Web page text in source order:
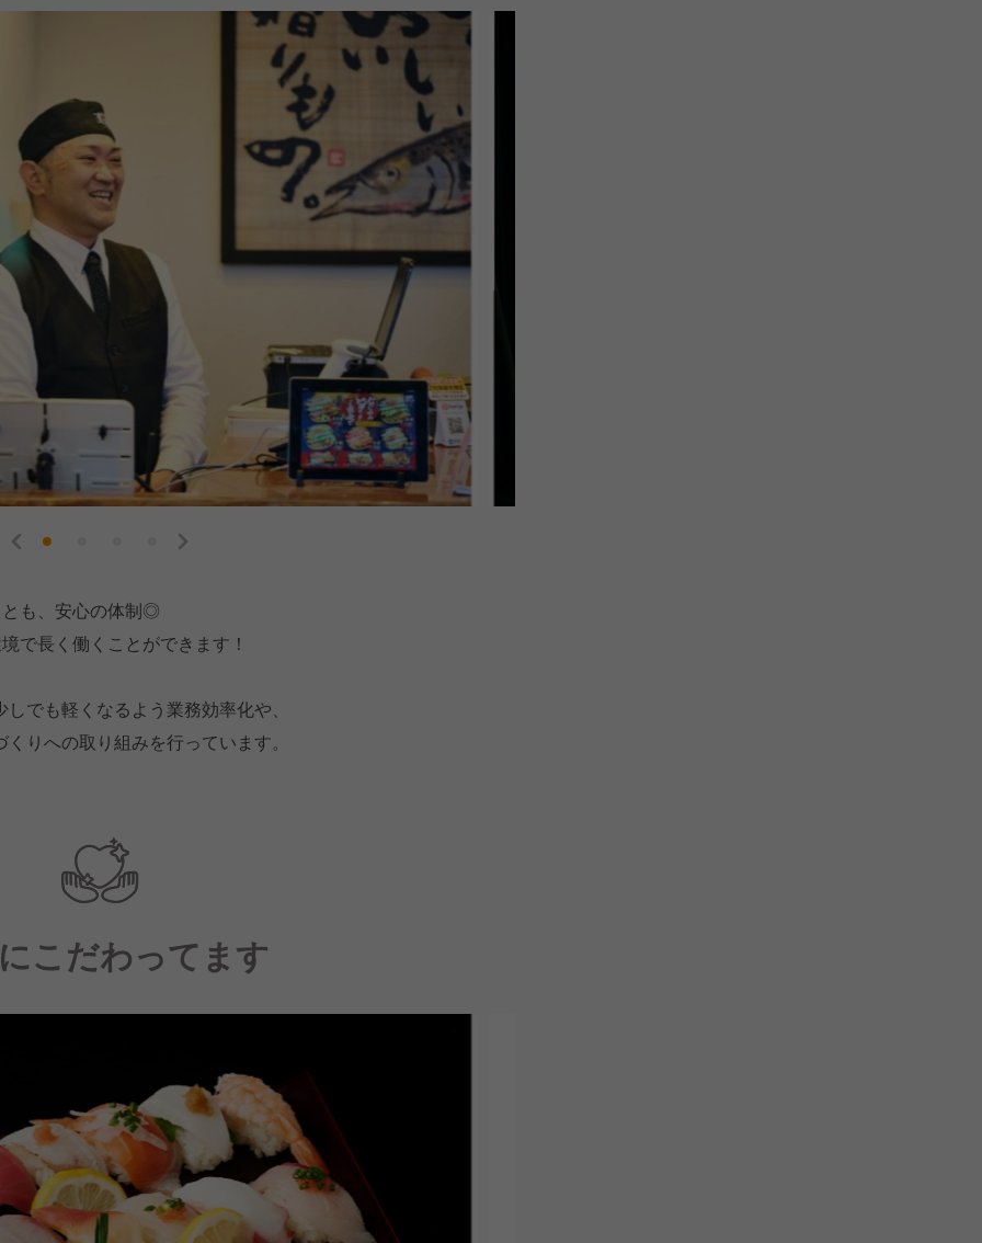
も、安心の体制◎
で長く働くことができます！
でも軽くなるよう業務効率化や、
りへの取り組みを行っています。
こだわってます